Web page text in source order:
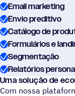
Email marketing
Envio preditivo
Catálogo de
Formulários e
Segmentação
Relatórios
Uma solução de
Com nossa